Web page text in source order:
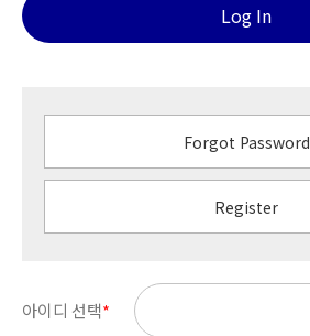
Log In
Forgot Password
Register
아이디 선택*